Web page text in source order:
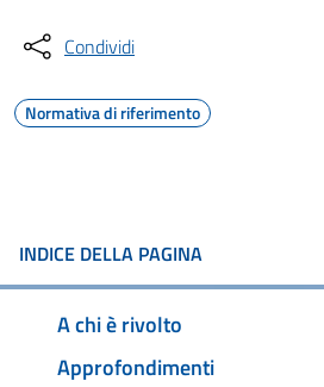
Condividi
Normativa di riferimento
INDICE DELLA PAGINA
A chi è rivolto
Approfondimenti